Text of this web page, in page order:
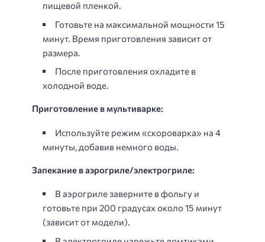
пищевой пленкой.
Готовьте на максимальной мощности 15
минут. Время приготовления зависит от
размера.
После приготовления охладите в
холодной воде.
Приготовление в мультиварке:
Используйте режим «скороварка» на 4
минуты, добавив немного воды.
Запекание в аэрогриле/электрогриле:
В аэрогриле заверните в фольгу и
готовьте при 200 градусах около 15 минут
(зависит от модели).